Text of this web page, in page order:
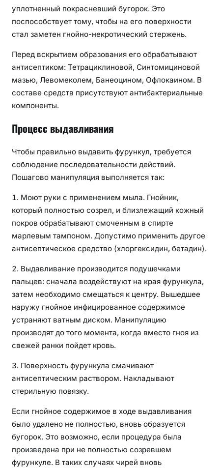
уплотненный покрасневший бугорок. Это
поспособствует тому, чтобы на его поверхности
стал заметен гнойно-некротический стержень.
Перед вскрытием образования его обрабатывают
антисептиком: Тетрациклиновой, Синтомициновой
мазью, Левомеколем, Банеоцином, Офлокаином. В
составе средств присутствуют антибактериальные
компоненты.
Процесс выдавливания
Чтобы правильно выдавить фурункул, требуется
соблюдение последовательности действий.
Пошагово манипуляция выполняется так:
Моют руки с применением мыла. Гнойник,
который полностью созрел, и близлежащий кожный
покров обрабатывают смоченным в спирте
марлевым тампоном. Допустимо применить другое
антисептическое средство (хлоргексидин, бетадин).
Выдавливание производится подушечками
пальцев: сначала воздействуют на края фурункула,
затем необходимо смещаться к центру. Вышедшее
наружу гнойное инфицированное содержимое
устраняют ватным диском. Манипуляцию
производят до того момента, когда вместо гноя из
свежей ранки пойдет кровь.
Поверхность фурункула смачивают
антисептическим раствором. Накладывают
стерильную повязку.
Если гнойное содержимое в ходе выдавливания
было удалено не полностью, вновь образуется
бугорок. Это возможно, если процедура была
произведена при не полностью созревшем
фурункуле. В таких случаях чирей вновь